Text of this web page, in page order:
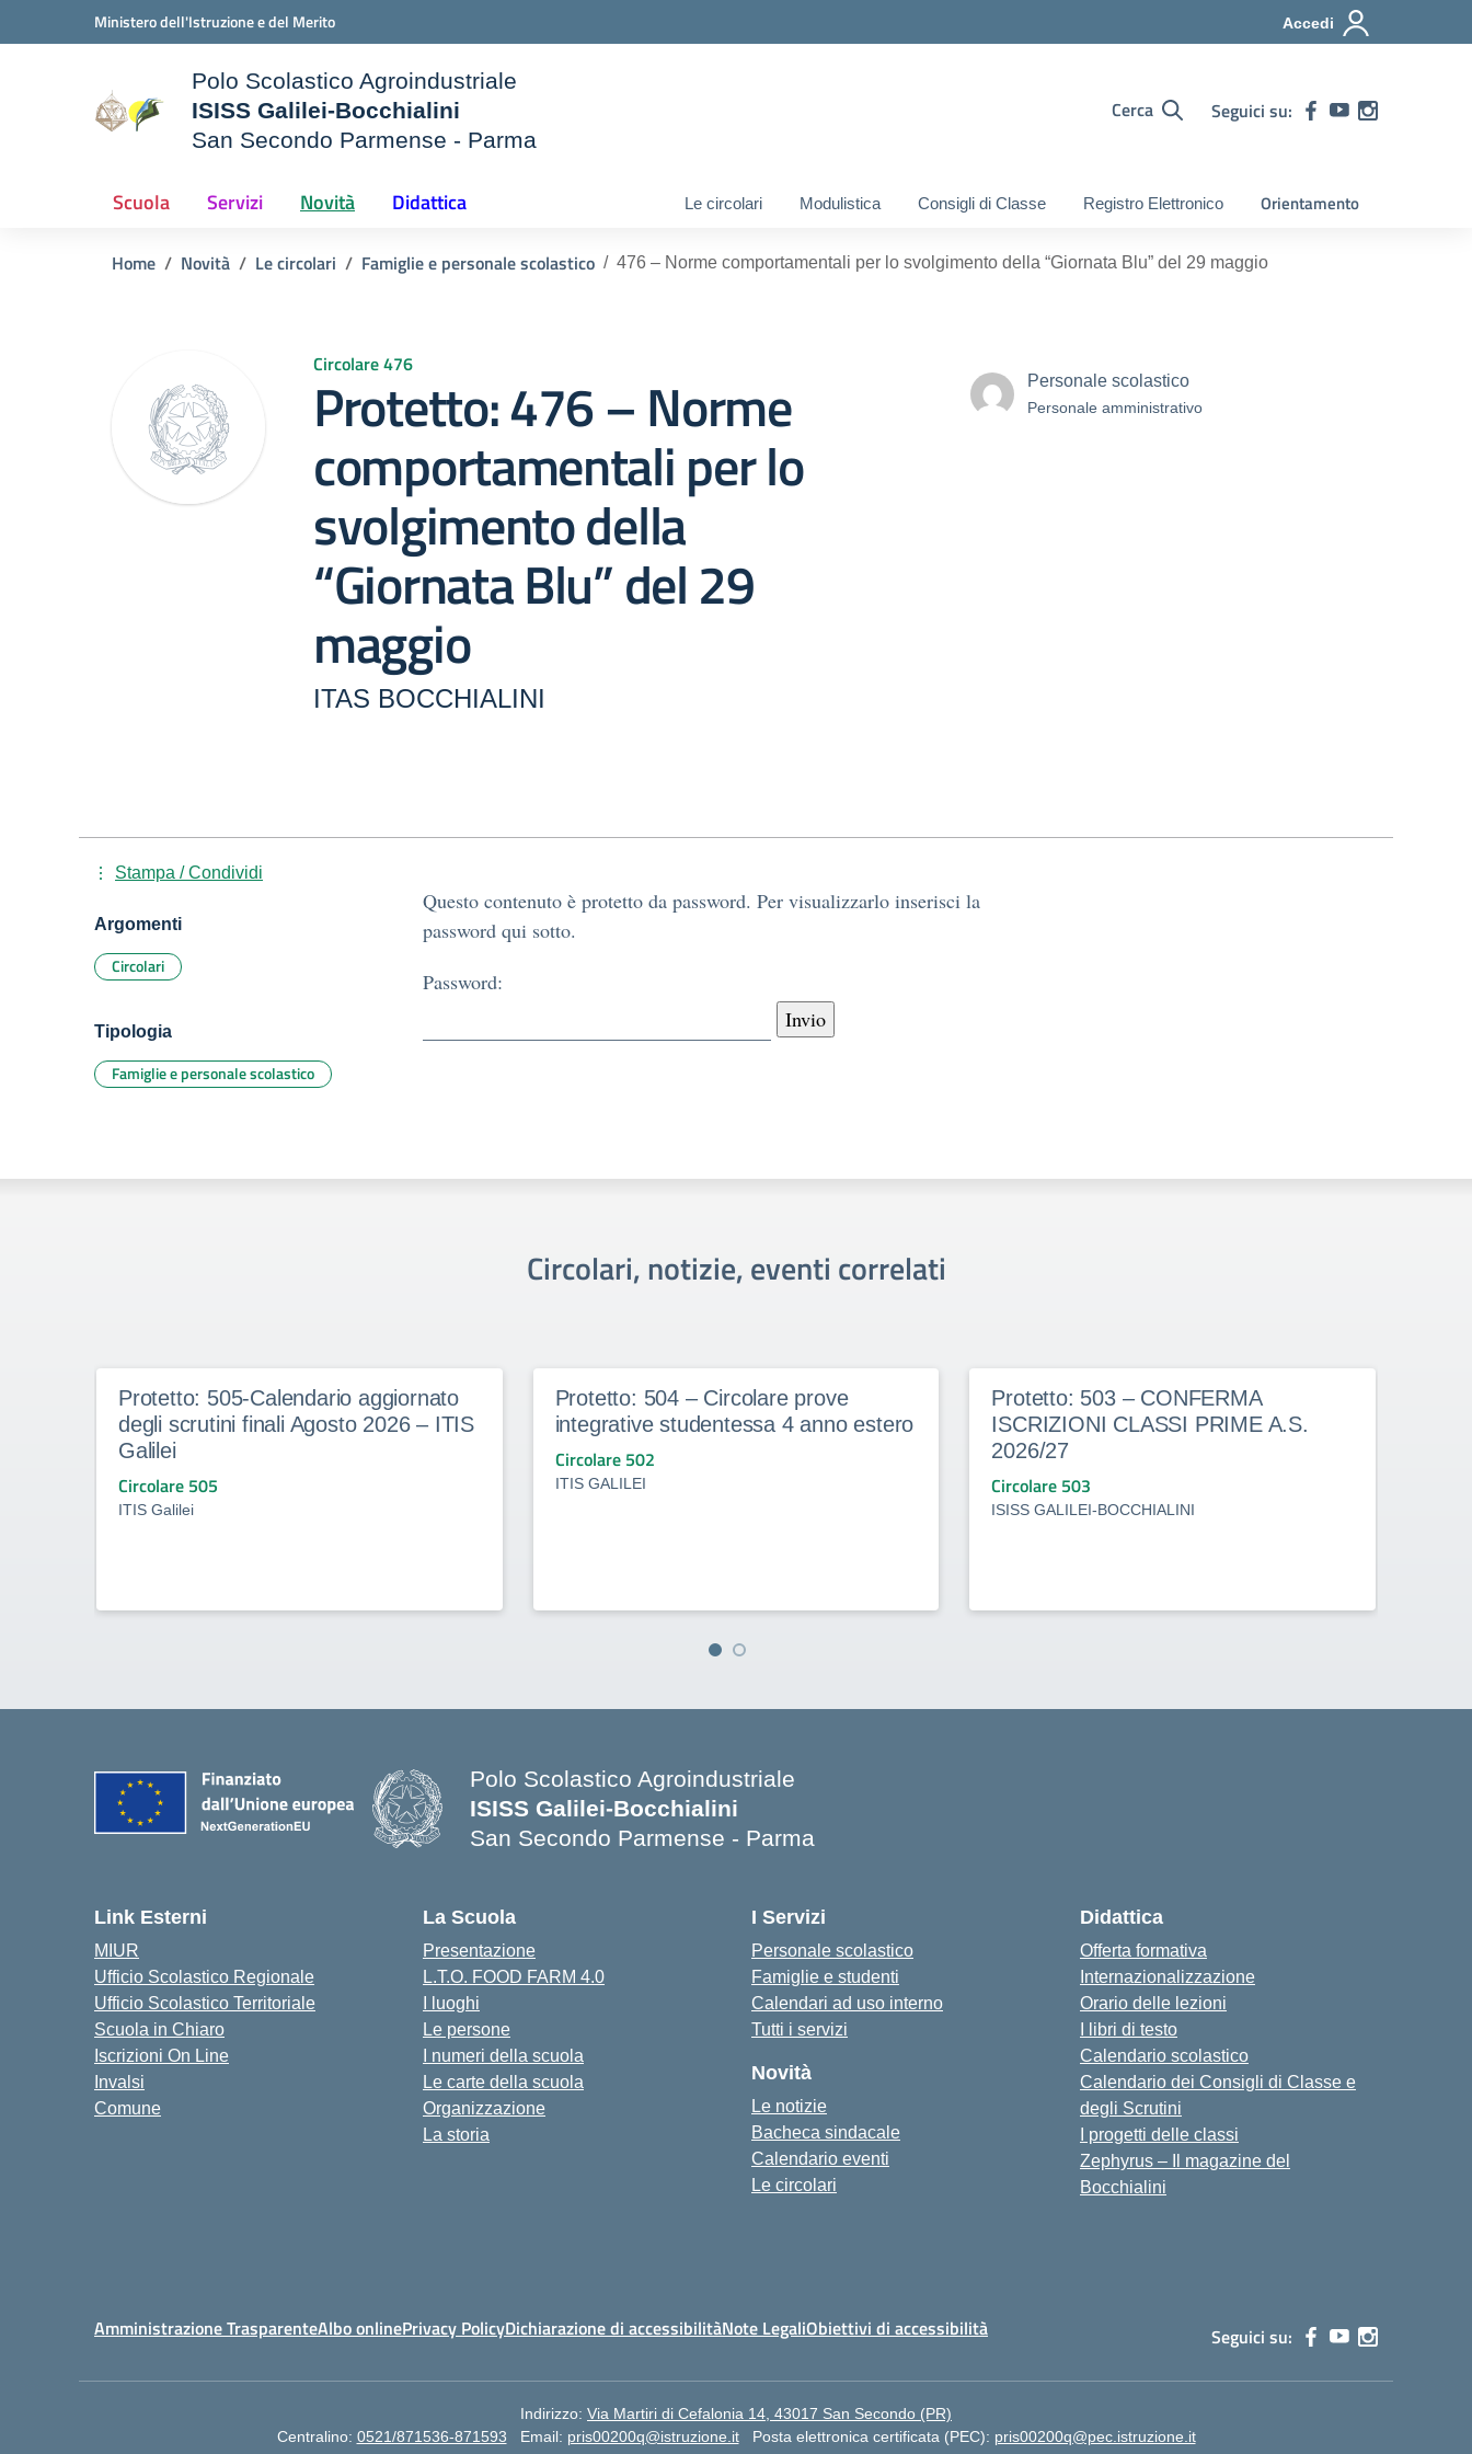
Ministero dell'Istruzione e del Merito Accedi
Polo Scolastico Agroindustriale
ISISS Galilei-Bocchialini
San Secondo Parmense - Parma
Cerca Seguici su:
Scuola Servizi Novità Didattica Le circolari Modulistica Consigli di Classe Registro Elettronico Orientamento
Home Novità Le circolari Famiglie e personale scolastico 476 – Norme comportamentali per lo svolgimento della “Giornata Blu” del 29 maggio
Circolare 476
Protetto: 476 – Norme
comportamentali per lo
svolgimento della
“Giornata Blu” del 29
maggio
ITAS BOCCHIALINI
Personale scolastico
Personale amministrativo
Questo contenuto è protetto da password. Per visualizzarlo inserisci la
password qui sotto.
Password:
Stampa / Condividi
Argomenti
Circolari
Tipologia
Famiglie e personale scolastico
Circolari, notizie, eventi correlati
Protetto: 505-Calendario aggiornato
degli scrutini finali Agosto 2026 – ITIS
Galilei
Circolare 505
ITIS Galilei
Protetto: 504 – Circolare prove
integrative studentessa 4 anno estero
Circolare 502
ITIS GALILEI
Protetto: 503 – CONFERMA
ISCRIZIONI CLASSI PRIME A.S.
2026/27
Circolare 503
ISISS GALILEI-BOCCHIALINI
Polo Scolastico Agroindustriale
ISISS Galilei-Bocchialini
San Secondo Parmense - Parma
Link Esterni
MIUR
Ufficio Scolastico Regionale
Ufficio Scolastico Territoriale
Scuola in Chiaro
Iscrizioni On Line
Invalsi
Comune
La Scuola
Presentazione
L.T.O. FOOD FARM 4.0
I luoghi
Le persone
I numeri della scuola
Le carte della scuola
Organizzazione
La storia
I Servizi
Personale scolastico
Famiglie e studenti
Calendari ad uso interno
Tutti i servizi
Novità
Le notizie
Bacheca sindacale
Calendario eventi
Le circolari
Didattica
Offerta formativa
Internazionalizzazione
Orario delle lezioni
I libri di testo
Calendario scolastico
Calendario dei Consigli di Classe e
degli Scrutini
I progetti delle classi
Zephyrus – Il magazine del
Bocchialini
Amministrazione TrasparenteAlbo onlinePrivacy PolicyDichiarazione di accessibilitàNote LegaliObiettivi di accessibilità Seguici su:
Indirizzo: Via Martiri di Cefalonia 14, 43017 San Secondo (PR)
Centralino: 0521/871536-871593 Email: pris00200q@istruzione.it Posta elettronica certificata (PEC): pris00200q@pec.istruzione.it